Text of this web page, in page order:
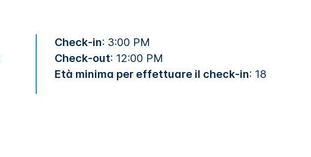
Check-in: 3:00 PM
Check-out: 12:00 PM
Età minima per effettuare il check-in: 18